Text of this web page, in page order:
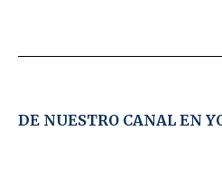
DE NUESTRO CANAL EN